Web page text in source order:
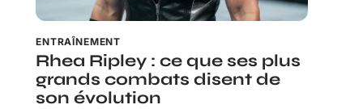
ENTRAÎNEMENT
Rhea Ripley : ce que ses plus
grands combats disent de
son évolution